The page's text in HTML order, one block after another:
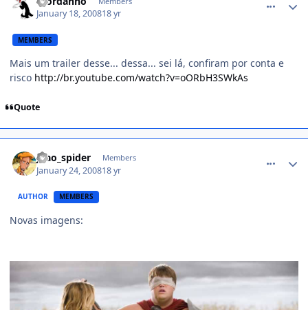
January 18, 200818 yr
MEMBERS
Mais um trailer desse... dessa... sei lá, confiram por conta e
risco http://br.youtube.com/watch?v=oORbH3SWkAs
Quote
joao_spider Members
January 24, 200818 yr
AUTHOR MEMBERS
Novas imagens: